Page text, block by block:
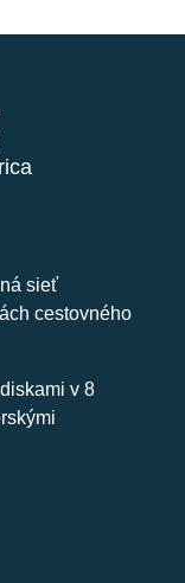
sieť
cestovného
v 8